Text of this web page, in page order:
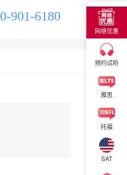
901-6180
网络优惠
预约试听
雅思
托福
SAT
×
×